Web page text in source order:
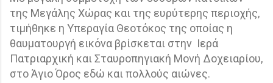
της Μεγάλης Χώρας και της ευρύτερης περιοχής,
τιμήθηκε η Υπεραγία Θεοτόκος της οποίας η
θαυματουργή εικόνα βρίσκεται στην Ιερά
Πατριαρχική και Σταυροπηγιακή Μονή Δοχειαρίου,
στο Άγιο Όρος εδώ και πολλούς αιώνες.